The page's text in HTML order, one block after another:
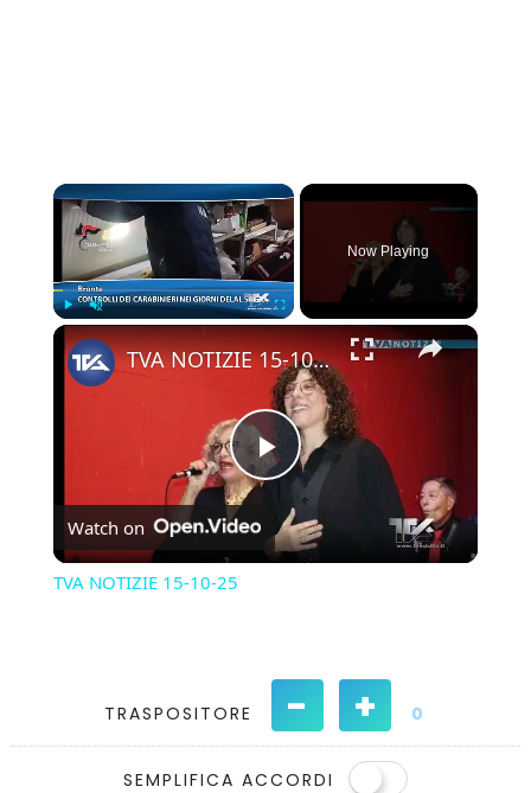
×
Play Unmute
Now Playing
×
Play
Video
TVA NOTIZIE 15-10-25
Watch on
TVA NOTIZIE 15-10-25
TRASPOSITORE - + 0
SEMPLIFICA ACCORDI